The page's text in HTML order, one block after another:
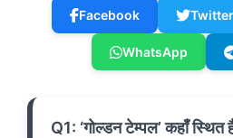
Facebook Twitter
WhatsApp
Q1: ‘गोल्डन टेम्पल’ कहाँ स्थित